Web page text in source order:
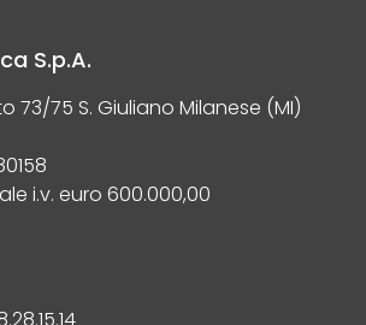
S.p.A.
73/75 S. Giuliano Milanese (MI)
i.v. euro 600.000,00